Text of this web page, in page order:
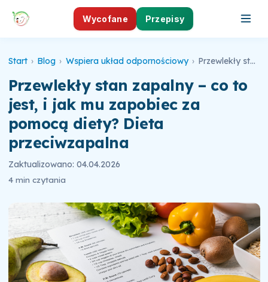
Wycofane Przepisy
Start › Blog › Wspiera układ odpornościowy › Przewlekły stan zapalny – co to jest, i jak mu zapobiec za pomocą diety? Dieta przeciwzapalna
Przewlekły stan zapalny – co to
jest, i jak mu zapobiec za
pomocą diety? Dieta
przeciwzapalna
Zaktualizowano: 04.04.2026
4 min czytania